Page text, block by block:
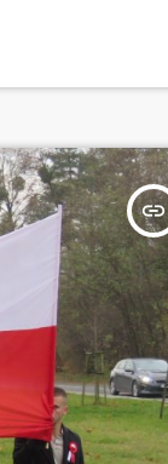
insert_link